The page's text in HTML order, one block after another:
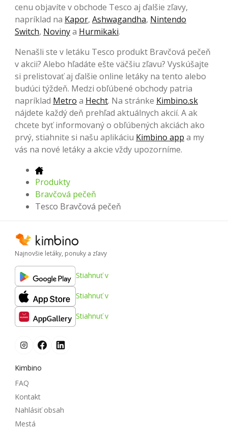
cenu objavíte v obchode Tesco aj ďalšie zľavy,
napríklad na Kapor, Ashwagandha, Nintendo
Switch, Novinya Hurmikaki.
Nenašli ste v letáku Tesco produkt Bravčová pečeň
v akcii? Alebo hľadáte ešte väčšiu zľavu? Vyskúšajte
si prelistovať aj ďalšie online letáky na tento alebo
budúci týždeň. Medzi obľúbené obchody patria
napríklad Metro a Hecht. Na stránke Kimbino.sk
nájdete každý deň prehľad aktuálnych akcií. A ak
chcete byť informovaný o obľúbených akciách ako
prvý, stiahnite si našu aplikáciu Kimbino app a my
vás na nové letáky a akcie vždy upozorníme.
Produkty
Bravčová pečeň
Tesco Bravčová pečeň
Najnovšie letáky, ponuky a zľavy
Stiahnuť v
Stiahnuť v
Stiahnuť v
Kimbino
FAQ
Kontakt
Nahlásiť obsah
Mestá